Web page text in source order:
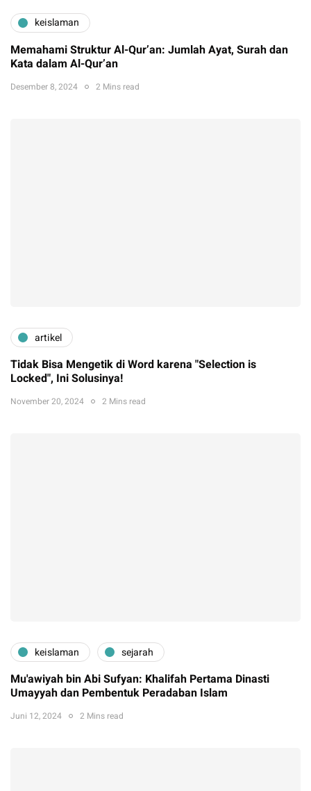
keislaman
Memahami Struktur Al-Qur’an: Jumlah Ayat, Surah dan
Kata dalam Al-Qur’an
Desember 8, 2024 2 Mins read
artikel
Tidak Bisa Mengetik di Word karena "Selection is
Locked", Ini Solusinya!
November 20, 2024 2 Mins read
keislaman sejarah
Mu'awiyah bin Abi Sufyan: Khalifah Pertama Dinasti
Umayyah dan Pembentuk Peradaban Islam
Juni 12, 2024 2 Mins read